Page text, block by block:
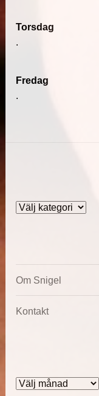
Torsdag
.
Fredag
.
Kategorier
Om Snigel
Kontakt
Arkiv